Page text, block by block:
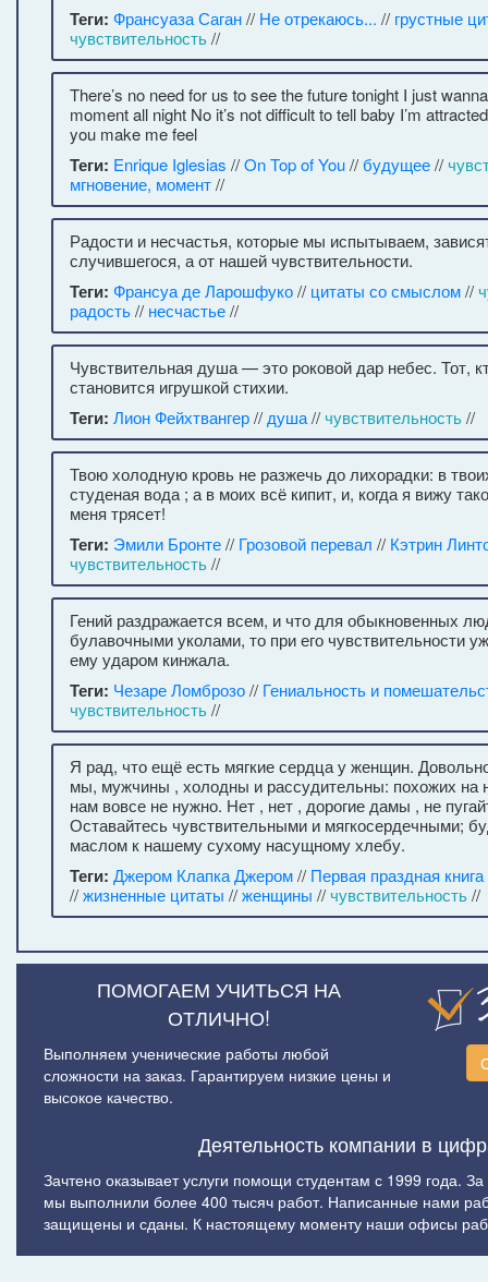
Теги: Франсуаза Саган// Не отрекаюсь... // грустные
чувствительность//
There’s no need for us to see the future tonight I just
moment all night No it’s not difficult to tell baby I’m
you make me feel
Теги: Enrique Iglesias //On Top of You//будущее//
мгновение, момент//
Радости и несчастья, которые мы испытываем,
случившегося, а от нашей чувствительности.
Теги: Франсуа де Ларошфуко// цитаты со смыслом//
радость// несчастье//
Чувствительная душа — это роковой дар небес. Тот,
становится игрушкой стихии.
Теги: Лион Фейхтвангер// душа//чувствительность//
Твою холодную кровь не разжечь до лихорадки: в
студеная вода ; а в моих всё кипит, и, когда я вижу
меня трясет!
Теги: Эмили Бронте// Грозовой перевал // Кэтрин
чувствительность//
Гений раздражается всем, и что для обыкновенных
булавочными уколами, то при его чувствительности
ему ударом кинжала.
Теги: Чезаре Ломброзо// Гениальность и
чувствительность//
Я рад, что ещё есть мягкие сердца у женщин.
мы, мужчины , холодны и рассудительны: похожих на
нам вовсе не нужно. Нет , нет , дорогие дамы , не
Оставайтесь чувствительными и мягкосердечными;
маслом к нашему сухому насущному хлебу.
Теги: Джером Клапка Джером// Первая праздная
//жизненные цитаты //женщины //чувствительность//
ПОМОГАЕМ УЧИТЬСЯ НА
ОТЛИЧНО!
Выполняем ученические работы любой
сложности на заказ. Гарантируем низкие цены и
высокое качество.
Деятельность компании в
Зачтено оказывает услуги помощи студентам с 1999 года.
мы выполнили более 400 тысяч работ. Написанные нами
защищены и сданы. К настоящему моменту наши офисы